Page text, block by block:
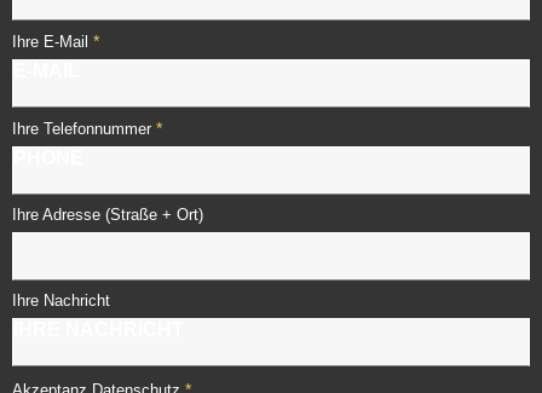
Ihre E-Mail *
Ihre Telefonnummer *
Ihre Adresse (Straße + Ort)
Ihre Nachricht